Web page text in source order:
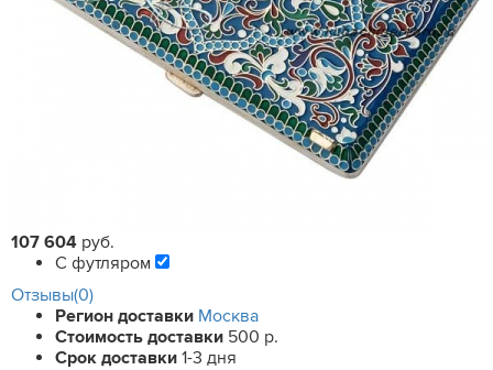
107 604 руб.
С футляром
Отзывы(0)
Регион доставки Москва
Стоимость доставки 500 р.
Срок доставки 1-3 дня